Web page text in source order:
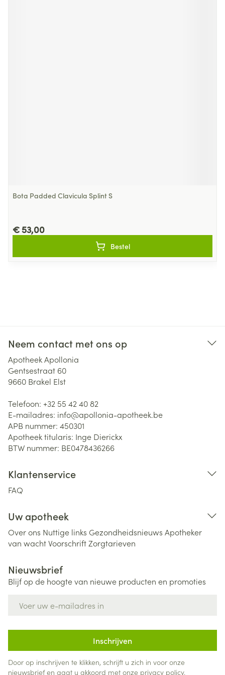
Bota Padded Clavicula Splint S
€ 53,00
Bestel
Neem contact met ons op
Apotheek Apollonia
Gentsestraat 60
9660 Brakel Elst
Telefoon: +32 55 42 40 82
E-mailadres: info@apollonia-apotheek.be
APB nummer: 450301
Apotheek titularis: Inge Dierickx
BTW nummer: BE0478436266
Klantenservice
FAQ
Uw apotheek
Over ons Nuttige links Gezondheidsnieuws Apotheker
van wachtVoorschriftZorgtarieven
Nieuwsbrief
Blijf op de hoogte van nieuwe producten en promoties
Inschrijven
Door op inschrijven te klikken, schrijft u zich in voor onze
nieuwsbrief en gaat u akkoord met onze privacy policy.